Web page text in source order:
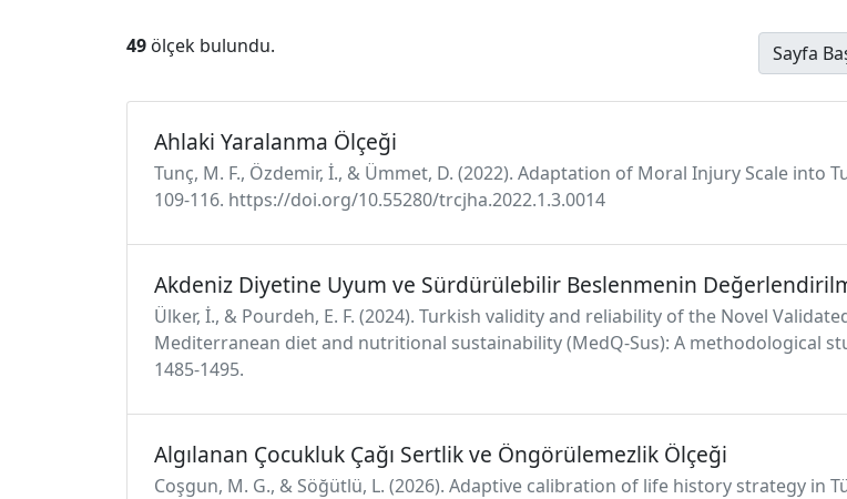
49 ölçek bulundu. Sayfa
Ahlaki Yaralanma Ölçeği
Tunç, M. F., Özdemir, İ., & Ümmet, D. (2022). Adaptation of Moral Injury Scale into
109-116. https://doi.org/10.55280/trcjha.2022.1.3.0014
Akdeniz Diyetine Uyum ve Sürdürülebilir Beslenmenin
Ülker, İ., & Pourdeh, E. F. (2024). Turkish validity and reliability of the Novel
Mediterranean diet and nutritional sustainability (MedQ-Sus): A methodological
1485-1495.
Algılanan Çocukluk Çağı Sertlik ve Öngörülemezlik Ölçeği
Coşgun, M. G., & Söğütlü, L. (2026). Adaptive calibration of life history strategy